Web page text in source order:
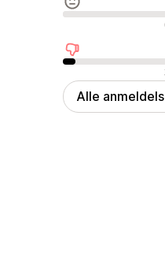
Neutrale
Negative
Alle